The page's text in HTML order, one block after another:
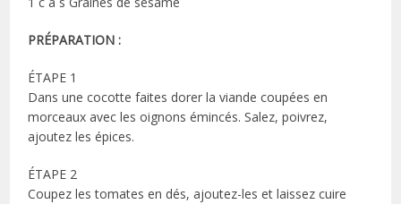
PRÉPARATION :
ÉTAPE 1
Dans une cocotte faites dorer la viande coupées en
morceaux avec les oignons émincés. Salez, poivrez,
ajoutez les épices.
ÉTAPE 2
Coupez les tomates en dés, ajoutez-les et laissez cuire